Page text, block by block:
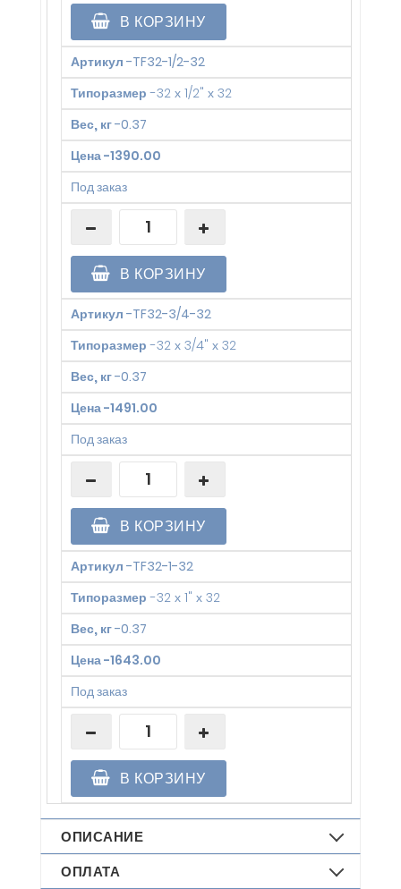
В КОРЗИНУ
Артикул -TF32-1/2-32
Типоразмер -32 х 1/2" х 32
Вес, кг-0.37
Цена-1390.00
Под заказ
В КОРЗИНУ
Артикул -TF32-3/4-32
Типоразмер -32 х 3/4" х 32
Вес, кг-0.37
Цена-1491.00
Под заказ
В КОРЗИНУ
Артикул -TF32-1-32
Типоразмер -32 х 1" х 32
Вес, кг-0.37
Цена-1643.00
Под заказ
В КОРЗИНУ
ОПИСАНИЕ
ОПЛАТА